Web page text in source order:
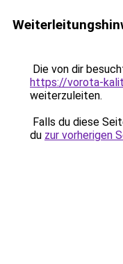
Die von dir
https://vorota-
weiterzuleiten.
Falls du diese
du zur vorherigen